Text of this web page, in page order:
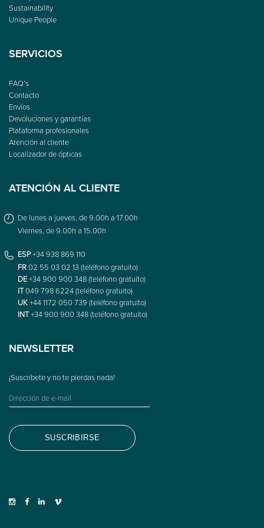
Sustainability
Unique People
SERVICIOS
FAQ’s
Contacto
Envíos
Devoluciones y garantías
Plataforma profesionales
Atención al cliente
Localizador de ópticas
ATENCIÓN AL CLIENTE
De lunes a jueves, de 9.00h a 17.00h
Viernes, de 9.00h a 15.00h
ESP+34 938 869 110
FR02 55 03 02 13 (teléfono gratuito)
DE+34 900 900 348 (teléfono gratuito)
IT049 798 6224 (teléfono gratuito)
UK+44 1172 050 739 (teléfono gratuito)
INT+34 900 900 348 (teléfono gratuito)
NEWSLETTER